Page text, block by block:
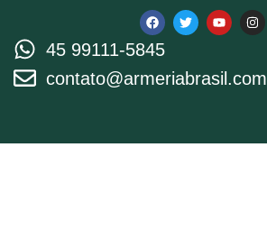
45 99111-5845
contato@armeriabrasil.com